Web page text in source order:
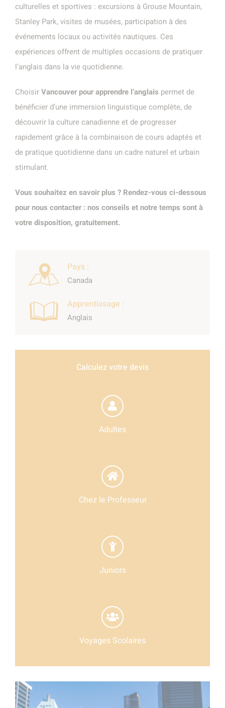
culturelles et sportives : excursions à Grouse Mountain,
Stanley Park, visites de musées, participation à des
événements locaux ou activités nautiques. Ces
expériences offrent de multiples occasions de pratiquer
l’anglais dans la vie quotidienne.
ChoisirVancouver pour apprendre l’anglais permet de
bénéficier d’une immersion linguistique complète, de
découvrir la culture canadienne et de progresser
rapidement grâce à la combinaison de cours adaptés et
de pratique quotidienne dans un cadre naturel et urbain
stimulant.
Vous souhaitez en savoir plus ? Rendez-vous ci-dessous
pour nous contacter : nos conseils et notre temps sont à
votre disposition, gratuitement.
Pays :
Canada
Apprentissage :
Anglais
Calculez votre devis
Adultes
Chez le Professeur
Juniors
Voyages Scolaires